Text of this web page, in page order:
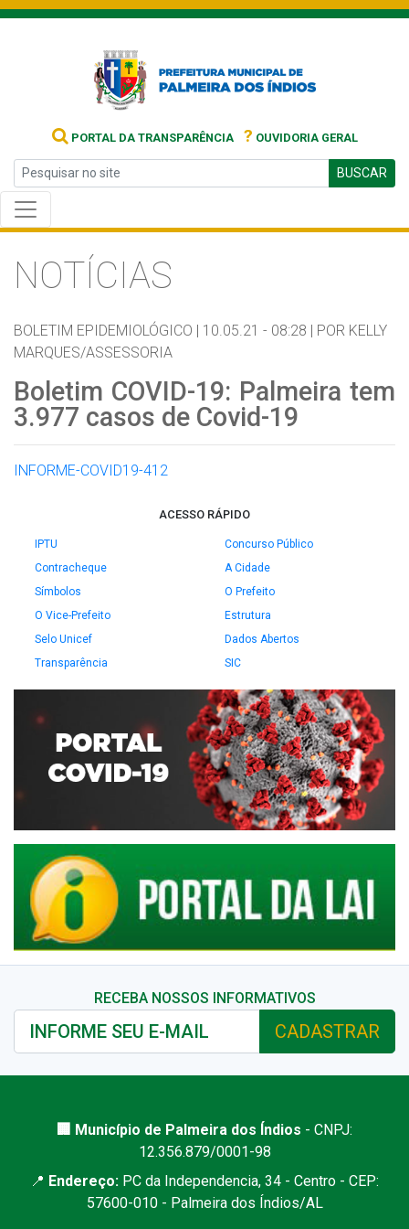
PORTAL DA TRANSPARÊNCIA ? OUVIDORIA GERAL
BUSCAR
NOTÍCIAS
BOLETIM EPIDEMIOLÓGICO | 10.05.21 - 08:28 | POR KELLY
MARQUES/ASSESSORIA
Boletim COVID-19: Palmeira tem
3.977 casos de Covid-19
INFORME-COVID19-412
ACESSO RÁPIDO
IPTU
Concurso Público
Contracheque
A Cidade
Símbolos
O Prefeito
O Vice-Prefeito
Estrutura
Selo Unicef
Dados Abertos
Transparência
SIC
RECEBA NOSSOS INFORMATIVOS
CADASTRAR
🏢 Município de Palmeira dos Índios - CNPJ:
12.356.879/0001-98
📍 Endereço: PC da Independencia, 34 - Centro - CEP:
57600-010 - Palmeira dos Índios/AL